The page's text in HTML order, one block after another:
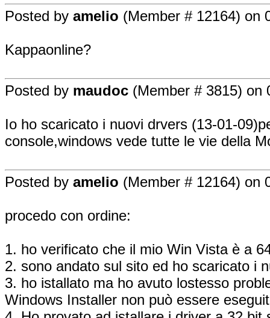
Posted by amelio (Member # 12164) on
Kappaonline?
Posted by maudoc (Member # 3815) on
Io ho scaricato i nuovi drvers (13-01-
console,windows vede tutte le vie della
Posted by amelio (Member # 12164) on
procedo con ordine:
1. ho verificato che il mio Win Vista è a
2. sono andato sul sito ed ho scaricato i
3. ho istallato ma ho avuto lostesso
Windows Installer non può essere